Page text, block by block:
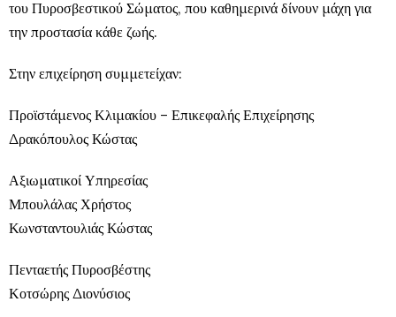
του Πυροσβεστικού Σώματος, που καθημερινά δίνουν μάχη για
την προστασία κάθε ζωής.
Στην επιχείρηση συμμετείχαν:
Προϊστάμενος Κλιμακίου – Επικεφαλής Επιχείρησης
Δρακόπουλος Κώστας
Αξιωματικοί Υπηρεσίας
Μπουλάλας Χρήστος
Κωνσταντουλιάς Κώστας
Πενταετής Πυροσβέστης
Κοτσώρης Διονύσιος